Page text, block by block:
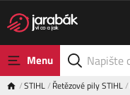
Menu
STIHL Řetězové pily STIHL